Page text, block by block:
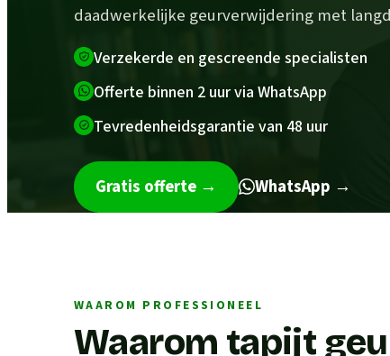
daadwerkelijke geurverwijdering met
Verzekerde en gescreende specialisten
Offerte binnen 2 uur via WhatsApp
Tevredenheidsgarantie van 48 uur
Gratis offerte → WhatsApp →
WAAROM PROFESSIONEEL
Waarom tapijt